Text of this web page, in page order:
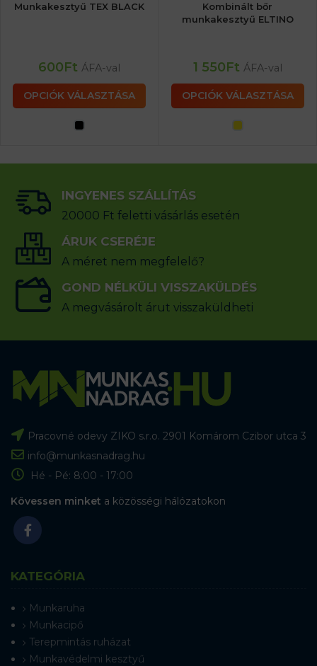
Munkakesztyű TEX BLACK
600Ft ÁFA-val
OPCIÓK VÁLASZTÁSA
Kombinált bőr
munkakesztyű ELTINO
1 550Ft ÁFA-val
OPCIÓK VÁLASZTÁSA
INGYENES SZÁLLÍTÁS
20000 Ft feletti vásárlás esetén
ÁRUK CSERÉJE
A méret nem megfelelő?
GOND NÉLKÜLI VISSZAKÜLDÉS
A megvásárolt árut visszaküldheti
Pracovné odevy ZIKO s.r.o. 2901 Komárom Czibor utca 3
info@munkasnadrag.hu
Hé - Pé: 8:00 - 17:00
Kövessen minket a közösségi hálózatokon
KATEGÓRIA
Munkaruha
Munkacipő
Terepmintás ruházat
Munkavédelmi kesztyű